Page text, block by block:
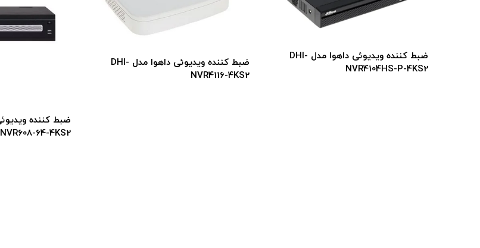
ضبط کننده ویدیوئی داهوا مدل DHI-
NVR4104HS-P-4KS2
ضبط کننده ویدیوئی داهوا مدل DHI-
NVR4116-4KS2
NVR608-64-4KS2